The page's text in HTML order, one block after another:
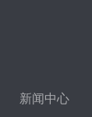
新闻中心